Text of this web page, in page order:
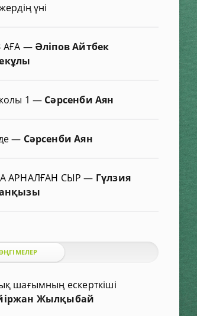
үні
АҒА — Әліпов Айтбек
1 — Сәрсенби Аян
— Сәрсенби Аян
АРНАЛҒАН СЫР— Гүлзия
шағымның ескерткіші
Жылқыбай